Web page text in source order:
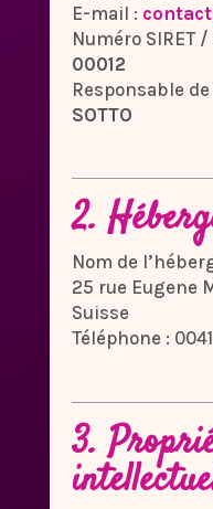
E-mail :
Numéro SIRET /
00012
Responsable
SOTTO
2.
Nom de
25 rue Eugene
Suisse
Téléphone :
3.